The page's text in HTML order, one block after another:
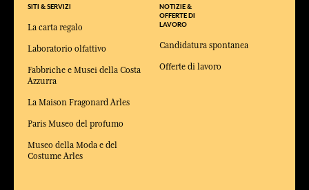
SITI & SERVIZI
La carta regalo
Laboratorio olfattivo
Fabbriche e Musei della Costa
Azzurra
La Maison Fragonard Arles
Paris Museo del profumo
Museo della Moda e del
Costume Arles
NOTIZIE &
OFFERTE DI
LAVORO
Candidatura spontanea
Offerte di lavoro